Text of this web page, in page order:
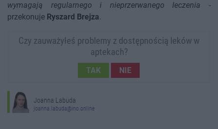
wymagają regularnego i nieprzerwanego leczenia -
przekonuje Ryszard Brejza.
Czy zauważyłeś problemy z dostępnością leków w
aptekach?
TAK NIE
Joanna Labuda
joanna.labuda@ino.online